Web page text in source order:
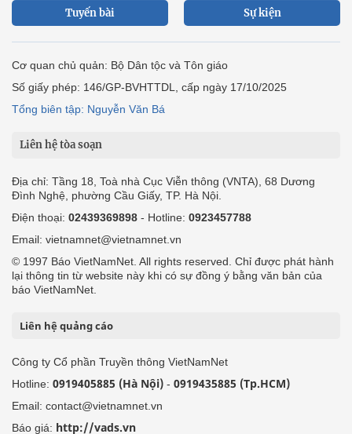
Tuyến bài Sự kiện
Cơ quan chủ quản: Bộ Dân tộc và Tôn giáo
Số giấy phép: 146/GP-BVHTTDL, cấp ngày 17/10/2025
Tổng biên tập: Nguyễn Văn Bá
Liên hệ tòa soạn
Địa chỉ: Tầng 18, Toà nhà Cục Viễn thông (VNTA), 68 Dương
Đình Nghệ, phường Cầu Giấy, TP. Hà Nội.
Điện thoại: 02439369898 - Hotline: 0923457788
Email: vietnamnet@vietnamnet.vn
© 1997 Báo VietNamNet. All rights reserved. Chỉ được phát hành
lại thông tin từ website này khi có sự đồng ý bằng văn bản của
báo VietNamNet.
Liên hệ quảng cáo
Công ty Cổ phần Truyền thông VietNamNet
Hotline: 0919405885 (Hà Nội) - 0919435885 (Tp.HCM)
Email: contact@vietnamnet.vn
Báo giá: http://vads.vn